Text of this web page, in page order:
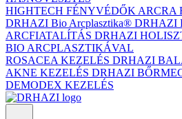
HIGHTECH FÉNYVÉDŐK ARCRA
DRHAZI Bio Arcplasztika® DRHAZI
ARCFIATALÍTÁS DRHAZI
BIO ARCPLASZTIKÁVAL
ROSACEA KEZELÉS DRHAZI
AKNE KEZELÉS DRHAZI
DEMODEX KEZELÉS